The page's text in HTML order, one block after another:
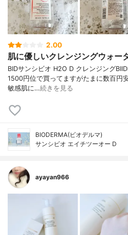
2.00
肌に優しいクレンジングウォー
BIDサンシビオ H2O D クレンジング
1500円位で買ってますがたまに数百円
敏感肌に…続きを見る
BIODERMA(ビオデルマ)
サンシビオ エイチツーオー D
ayayan966